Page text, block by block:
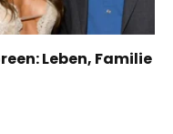
Leben, Familie